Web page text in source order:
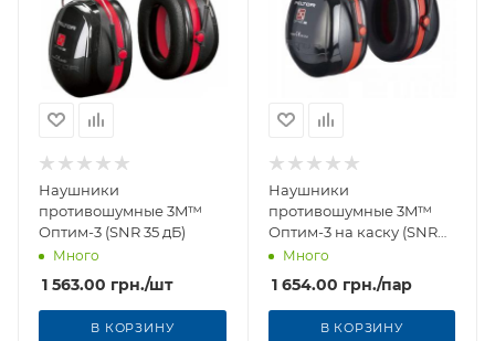
Наушники
противошумные 3M™
Оптим-3 (SNR 35 дБ)
Много
1 563.00 грн./шт
В КОРЗИНУ
Наушники
противошумные 3M™
Оптим-3 на каску (SNR
34 дБ)
Много
1 654.00 грн./пар
В КОРЗИНУ